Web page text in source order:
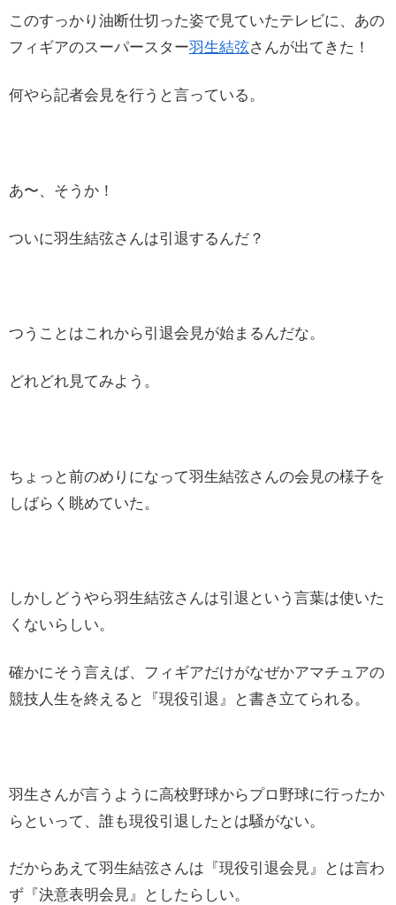
このすっかり油断仕切った姿で見ていたテレビに、あの
フィギアのスーパースター羽生結弦さんが出てきた！
何やら記者会見を行うと言っている。
あ〜、そうか！
ついに羽生結弦さんは引退するんだ？
つうことはこれから引退会見が始まるんだな。
どれどれ見てみよう。
ちょっと前のめりになって羽生結弦さんの会見の様子を
しばらく眺めていた。
しかしどうやら羽生結弦さんは引退という言葉は使いた
くないらしい。
確かにそう言えば、フィギアだけがなぜかアマチュアの
競技人生を終えると『現役引退』と書き立てられる。
羽生さんが言うように高校野球からプロ野球に行ったか
らといって、誰も現役引退したとは騒がない。
だからあえて羽生結弦さんは『現役引退会見』とは言わ
ず『決意表明会見』としたらしい。